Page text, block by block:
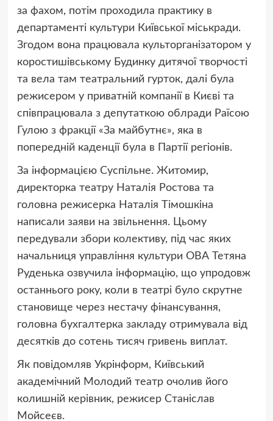
за фахом, потім проходила практику в
департаменті культури Київської міськради.
Згодом вона працювала культорганізатором у
коростишівському Будинку дитячої творчості
та вела там театральний гурток, далі була
режисером у приватній компанії в Києві та
співпрацювала з депутаткою облради Раїсою
Гулою з фракції «За майбутнє», яка в
попередній каденції була в Партії регіонів.
За інформацією Суспільне. Житомир,
директорка театру Наталія Ростова та
головна режисерка Наталія Тімошкіна
написали заяви на звільнення. Цьому
передували збори колективу, під час яких
начальниця управління культури ОВА Тетяна
Руденька озвучила інформацію, що упродовж
останнього року, коли в театрі було скрутне
становище через нестачу фінансування,
головна бухгалтерка закладу отримувала від
десятків до сотень тисяч гривень виплат.
Як повідомляв Укрінформ, Київський
академічний Молодий театр очолив його
колишній керівник, режисер Станіслав
Мойсеєв.